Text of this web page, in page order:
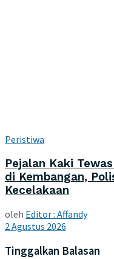
Peristiwa
Pejalan Kaki
di Kembangan,
Kecelakaan
oleh Editor : Affandy
2 Agustus 2026
Tinggalkan Balasan